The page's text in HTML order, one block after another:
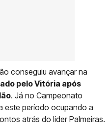
conseguiu avançar na
pelo Vitória após
. Já no Campeonato
este período ocupando a
atrás do líder Palmeiras.